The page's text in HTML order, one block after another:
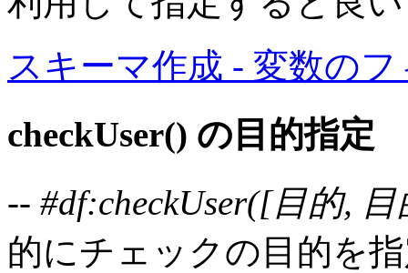
スキーマ作成 - 変数の
checkUser() の目的指定
-- #df:checkUser([目的,
的にチェックの目的を